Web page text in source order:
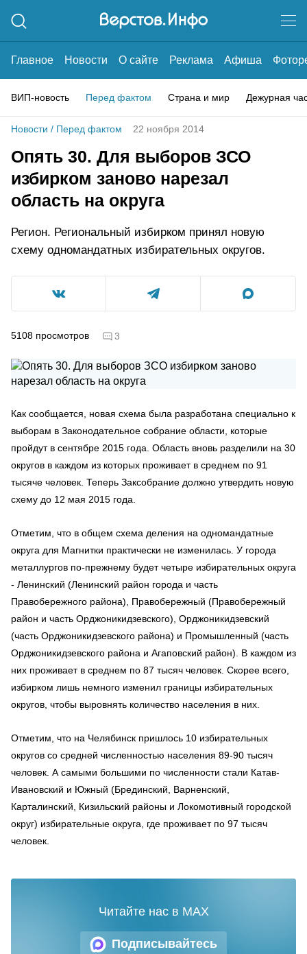
Главное Новости О сайте Реклама Афиша
ВИП-новость Перед фактом Страна и мир Дежурная
Новости / Перед фактом 22 ноября 2014
Опять 30. Для выборов ЗСО
избирком заново нарезал
область на округа
Регион. Региональный избирком принял новую
схему одномандатных избирательных округов.
5108 просмотров 3
Как сообщается, новая схема была разработана специально к
выборам в Законодательное собрание области, которые
пройдут в сентябре 2015 года. Область вновь разделили на 30
округов в каждом из которых проживает в среднем по 91
тысяче человек. Теперь Заксобрание должно утвердить новую
схему до 12 мая 2015 года.
Отметим, что в общем схема деления на одномандатные
округа для Магнитки практически не изменилась. У города
металлургов по-прежнему будет четыре избирательных округа
- Ленинский (Ленинский район города и часть
Правобережного района), Правобережный (Правобережный
район и часть Орджоникидзевского), Орджоникидзевский
(часть Орджоникидзевского района) и Промышленный (часть
Орджоникидзевского района и Агаповский район). В каждом из
них проживает в среднем по 87 тысяч человек. Скорее всего,
избирком лишь немного изменил границы избирательных
округов, чтобы выровнять количество населения в них.
Отметим, что на Челябинск пришлось 10 избирательных
округов со средней численностью населения 89-90 тысяч
человек. А самыми большими по численности стали Катав-
Ивановский и Южный (Брединский, Варненский,
Карталинский, Кизильский районы и Локомотивный городской
округ) избирательные округа, где проживает по 97 тысяч
человек.
Подписывайтесь
Читайте нас в MAX